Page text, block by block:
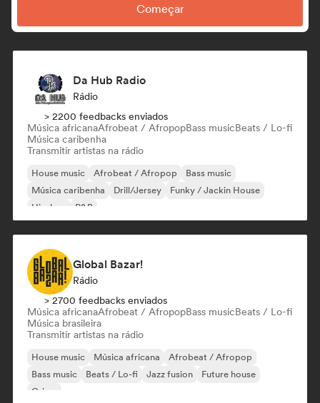
Começar
Da Hub Radio
Rádio
> 2200 feedbacks enviados
Música africanaAfrobeat / AfropopBass musicBeats / Lo-fi
Música caribenha
Transmitir artistas na rádio
House music Afrobeat / Afropop
Bass music
Música caribenha
Drill/Jersey
Funky / Jackin House
Hip-hop
R&B
Global Bazar!
Rádio
> 2700 feedbacks enviados
Música africanaAfrobeat / AfropopBass musicBeats / Lo-fi
Música brasileira
Transmitir artistas na rádio
House music Música africana
Afrobeat / Afropop
Bass music
Beats / Lo-fi Jazz fusion
Future house
Grime